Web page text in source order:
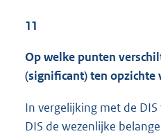
11
Op welke punten
(significant) ten opzichte
In vergelijking met de
DIS de wezenlijke